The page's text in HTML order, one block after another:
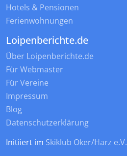
Hotels & Pensionen
Ferienwohnungen
Loipenberichte.de
Über Loipenberichte.de
Für Webmaster
Für Vereine
Impressum
Blog
Datenschutzerklärung
Initiiert im Skiklub Oker/Harz e.V.